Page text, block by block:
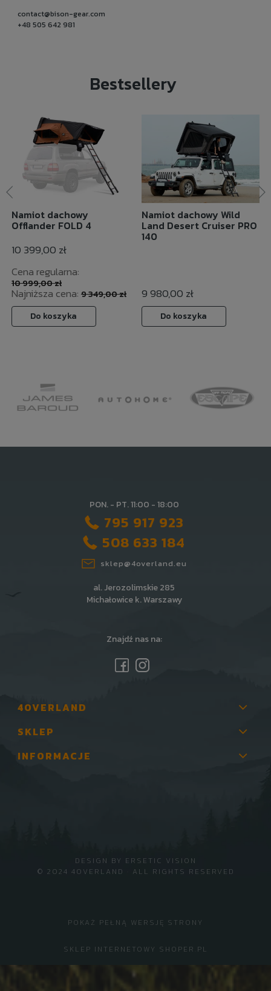
contact@bison-gear.com
+48 505 642 981
Bestsellery
Namiot dachowy
Offlander FOLD 4
10 399,00 zł
Cena regularna:
10 999,00 zł
Najniższa cena: 9 349,00 zł
Do koszyka
Namiot dachowy Wild
Land Desert Cruiser PRO
140
9 980,00 zł
Do koszyka
PON. - PT. 11:00 - 18:00
795 917 923
508 633 184
sklep@4overland.eu
al. Jerozolimskie 285
Michałowice k. Warszawy
Znajdź nas na:
4OVERLAND
SKLEP
INFORMACJE
© 2024 4OVERLAND · ALL RIGHTS RESERVED
DESIGN BY ERSETIC VISION
POKAŻ PEŁNĄ WERSJĘ STRONY
SKLEP INTERNETOWY SHOPER.PL